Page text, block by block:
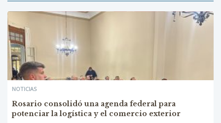
NOTICIAS
Rosario consolidó una agenda federal para
potenciar la logística y el comercio exterior